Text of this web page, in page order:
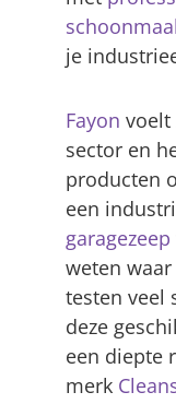
je
Fayon voelt
sector en
producten
een
garagezeep
weten
testen veel
deze
een diepte
merk